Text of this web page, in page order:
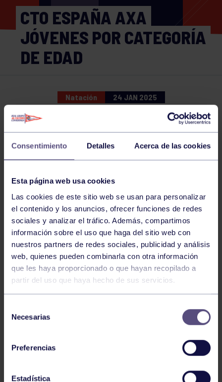
Consentimiento Detalles Acerca de las cookies
Esta página web usa cookies
Las cookies de este sitio web se usan para personalizar
el contenido y los anuncios, ofrecer funciones de redes
sociales y analizar el tráfico. Además, compartimos
información sobre el uso que haga del sitio web con
nuestros partners de redes sociales, publicidad y análisis
web, quienes pueden combinarla con otra información
que les haya proporcionado o que hayan recopilado a
partir del uso que haya hecho de sus servicios.
Necesarias
Preferencias
Estadística
CTO ESPAÑA AXA
JÓVENES POR CATEGORÍA
DE EDAD
Natación 24 JAN 2025
NOTICIAS RELACIONADAS
Natación 27 Jul 2026
CAMPEONATO DE ESPAÑA DE
NATACIÓN ADAPTADA